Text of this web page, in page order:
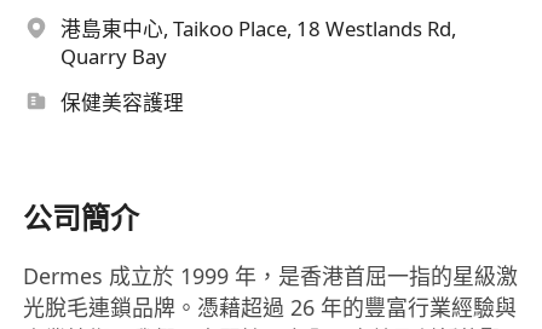
港島東中心, Taikoo Place, 18 Westlands Rd,
Quarry Bay
保健美容護理
公司簡介
Dermes 成立於 1999 年，是香港首屈一指的星級激
光脫毛連鎖品牌。憑藉超過 26 年的豐富行業經驗與